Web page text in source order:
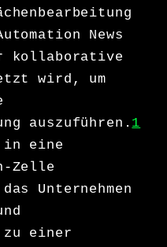
News
kollaborative
wird, um
auszuführen. 1
in eine
Zelle
Unternehmen
zu einer